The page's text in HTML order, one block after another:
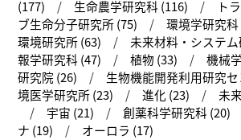
(177)
生命農学研究科 (116)
ト
ブ生命分子研究所 (75)
環境学研究科
環境研究所 (63)
未来材料・システ
報学研究科 (47)
植物 (33) 機械
研究院 (26)
生物機能開発利用研究
境医学研究所 (23)
進化 (23)
未
宇宙 (21)
創薬科学研究科 (20)
ナ (19)
オーロラ (17)